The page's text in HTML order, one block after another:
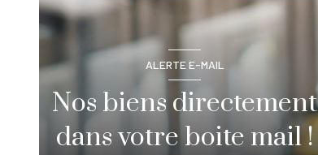
ALERTE E-MAIL
Nos biens directement
dans votre boite mail !